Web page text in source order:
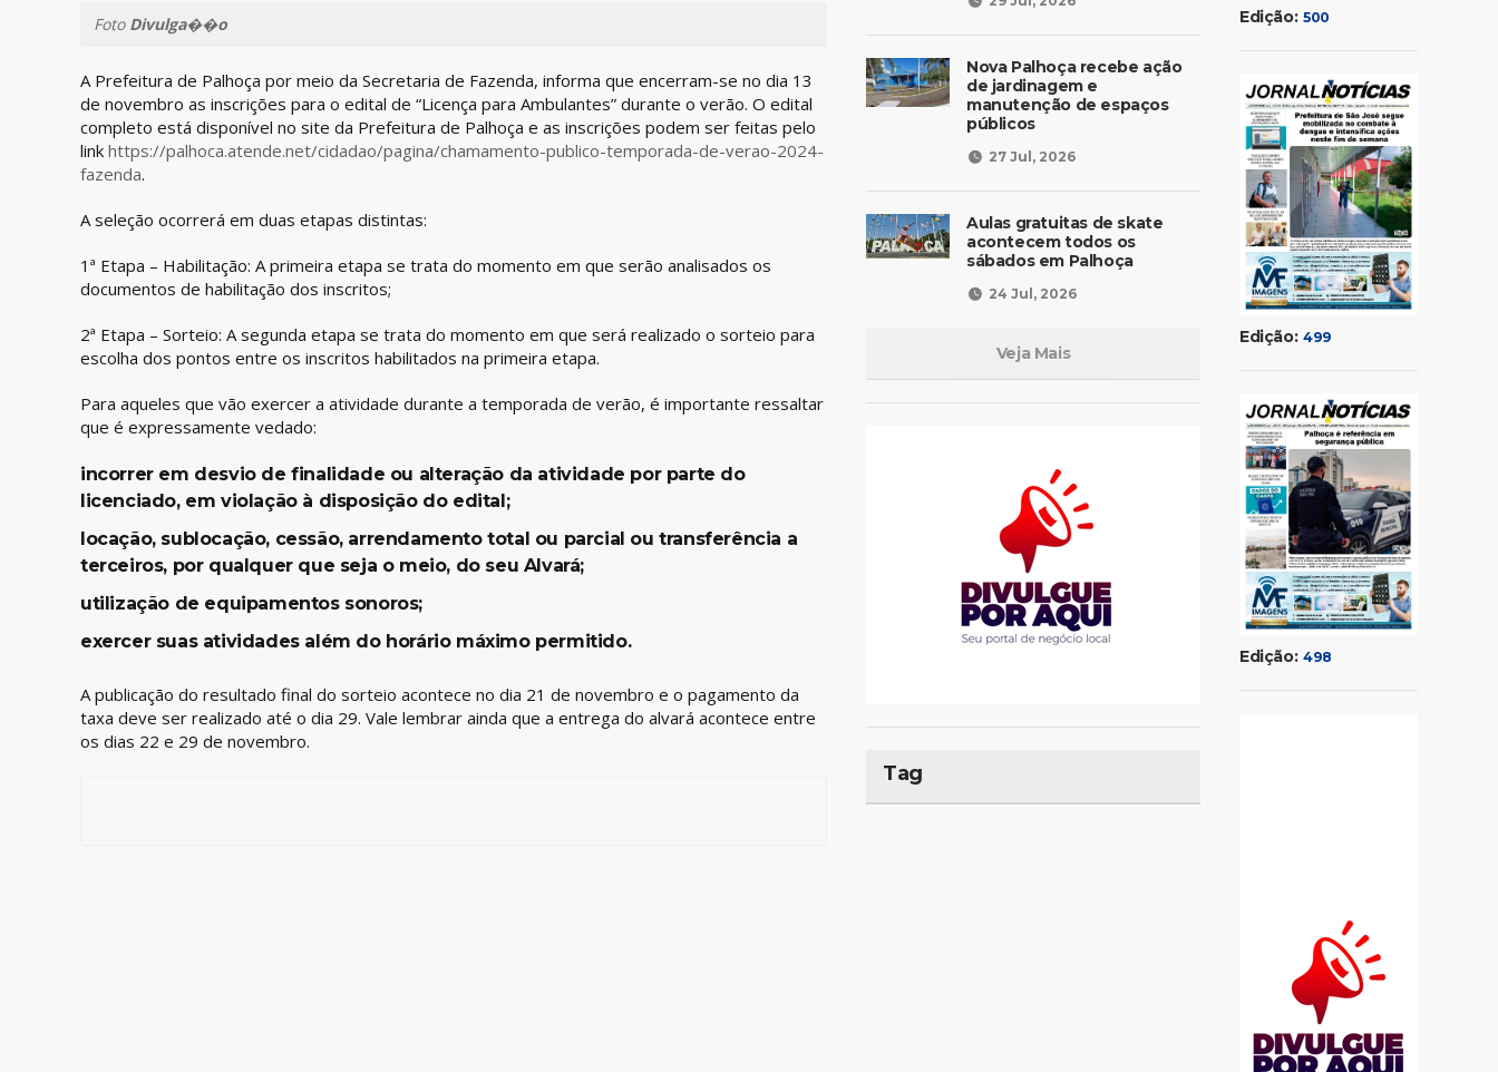
Foto Divulga��o
A Prefeitura de Palhoça por meio da Secretaria de Fazenda, informa que encerram-se no dia 13
de novembro as inscrições para o edital de “Licença para Ambulantes” durante o verão. O edital
completo está disponível no site da Prefeitura de Palhoça e as inscrições podem ser feitas pelo
link https://palhoca.atende.net/cidadao/pagina/chamamento-publico-temporada-de-verao-2024-
fazenda.
A seleção ocorrerá em duas etapas distintas:
1ª Etapa – Habilitação: A primeira etapa se trata do momento em que serão analisados os
documentos de habilitação dos inscritos;
2ª Etapa – Sorteio: A segunda etapa se trata do momento em que será realizado o sorteio para
escolha dos pontos entre os inscritos habilitados na primeira etapa.
Para aqueles que vão exercer a atividade durante a temporada de verão, é importante ressaltar
que é expressamente vedado:
incorrer em desvio de finalidade ou alteração da atividade por parte do
licenciado, em violação à disposição do edital;
locação, sublocação, cessão, arrendamento total ou parcial ou transferência a
terceiros, por qualquer que seja o meio, do seu Alvará;
utilização de equipamentos sonoros;
exercer suas atividades além do horário máximo permitido.
A publicação do resultado final do sorteio acontece no dia 21 de novembro e o pagamento da
taxa deve ser realizado até o dia 29. Vale lembrar ainda que a entrega do alvará acontece entre
os dias 22 e 29 de novembro.
Nova Palhoça recebe ação
de jardinagem e
manutenção de espaços
públicos
27 Jul, 2026
Aulas gratuitas de skate
acontecem todos os
sábados em Palhoça
24 Jul, 2026
Veja Mais
Tag
Edição: 500
Edição: 499
Edição: 498